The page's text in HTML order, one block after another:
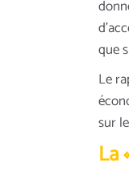
que
Le
sur
La